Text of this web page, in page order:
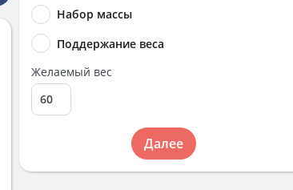
Набор массы
Поддержание веса
Желаемый вес
Далее